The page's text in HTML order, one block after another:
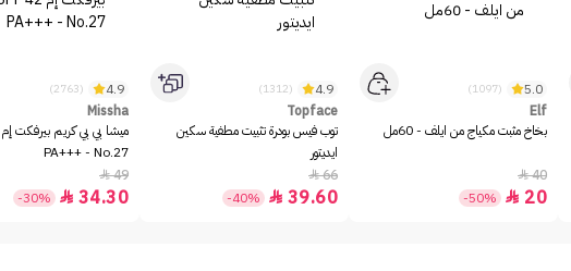
5.0
(1097)
Elf
بخاخ مثبت مكياج من ايلف - 60مل
40

20

-50%
4.9
(1312)
Topface
توب فيس بودرة تثبيت مطفية سكين
ايديتور
66

39.60

-40%
4.9
(2763)
Missha
PA+++ - No.27
49

34.30

-30%